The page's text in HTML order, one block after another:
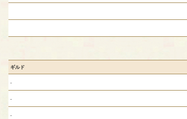
ギルド
-
-
-